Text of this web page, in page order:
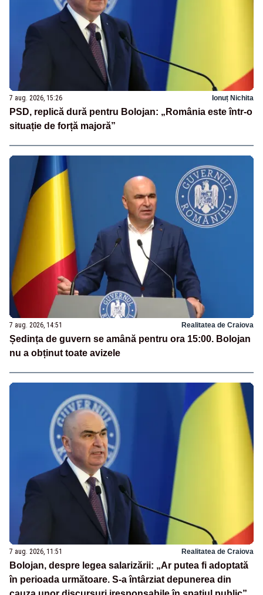
7 aug. 2026, 15:26 Ionuț Nichita
PSD, replică dură pentru Bolojan: „România este într-o
situație de forță majoră”
7 aug. 2026, 14:51 Realitatea de Craiova
Ședința de guvern se amână pentru ora 15:00. Bolojan
nu a obținut toate avizele
7 aug. 2026, 11:51 Realitatea de Craiova
Bolojan, despre legea salarizării: „Ar putea fi adoptată
în perioada următoare. S-a întârziat depunerea din